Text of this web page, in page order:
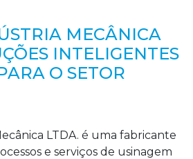
MECÂNICA
INTELIGENTES
O SETOR
LTDA. é uma fabricante
e serviços de usinagem